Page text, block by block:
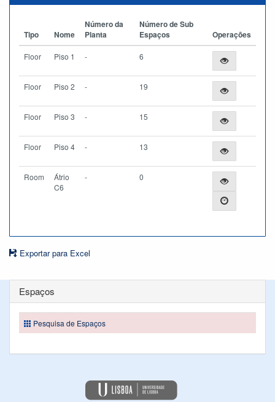
Tipo Nome
Número da
Planta
Número de Sub
Espaços
Operações
Floor Piso 1 - 6
Floor Piso 2 - 19
Floor Piso 3 - 15
Floor Piso 4 - 13
Room
Átrio
C6
- 0
Exportar para Excel
Espaços
Pesquisa de Espaços